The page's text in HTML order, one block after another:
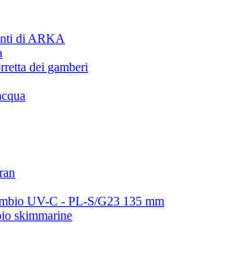
di ARKA
dei gamberi
UV-C - PL-S/G23 135 mm
skimmarine